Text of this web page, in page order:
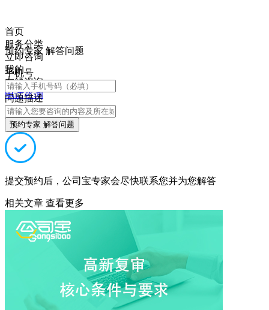
首页
服务分类
立即咨询
我的
在线咨询
电话咨询
预约专家 解答问题
手机号
问题描述
预约专家 解答问题
提交预约后，公司宝专家会尽快联系您并为您解答
相关文章 查看更多